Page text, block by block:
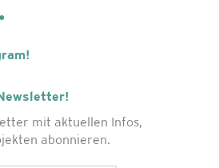
mit aktuellen Infos,
abonnieren.